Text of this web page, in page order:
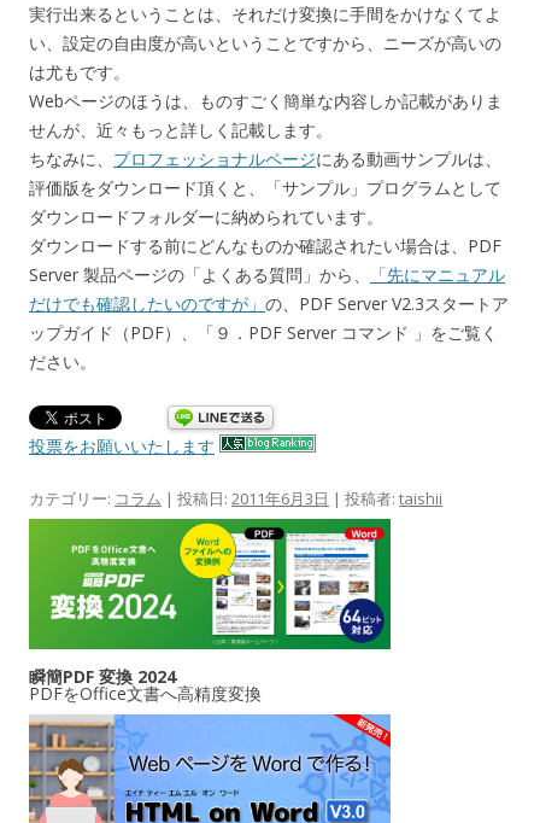
実行出来るということは、それだけ変換に手間をかけなくてよ
い、設定の自由度が高いということですから、ニーズが高いの
は尤もです。
Webページのほうは、ものすごく簡単な内容しか記載がありま
せんが、近々もっと詳しく記載します。
ちなみに、 プロフェッショナルページにある動画サンプルは、
評価版をダウンロード頂くと、「サンプル」プログラムとして
ダウンロードフォルダーに納められています。
ダウンロードする前にどんなものか確認されたい場合は、PDF
Server 製品ページの「よくある質問」から、
「先にマニュアル
だけでも確認したいのですが」 の、PDF Server V2.3スタートア
ップガイド（PDF）、「９．PDF Server コマンド 」をご覧く
ださい。
投票をお願いいたします
カテゴリー: コラム | 投稿日: 2011年6月3日 | 投稿者: taishii
瞬簡PDF 変換 2024
PDFをOffice文書へ高精度変換